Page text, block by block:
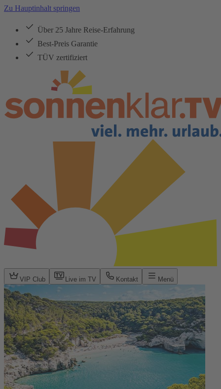
Zu Hauptinhalt springen
Über 25 Jahre Reise-Erfahrung
Best-Preis Garantie
TÜV zertifiziert
VIP Club Live im TV Kontakt Menü